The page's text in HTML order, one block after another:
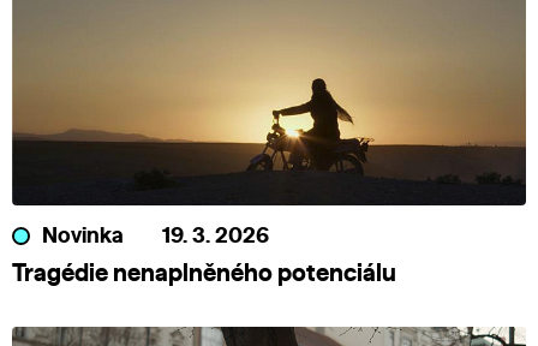
Novinka 19. 3. 2026
Tragédie nenaplněného potenciálu